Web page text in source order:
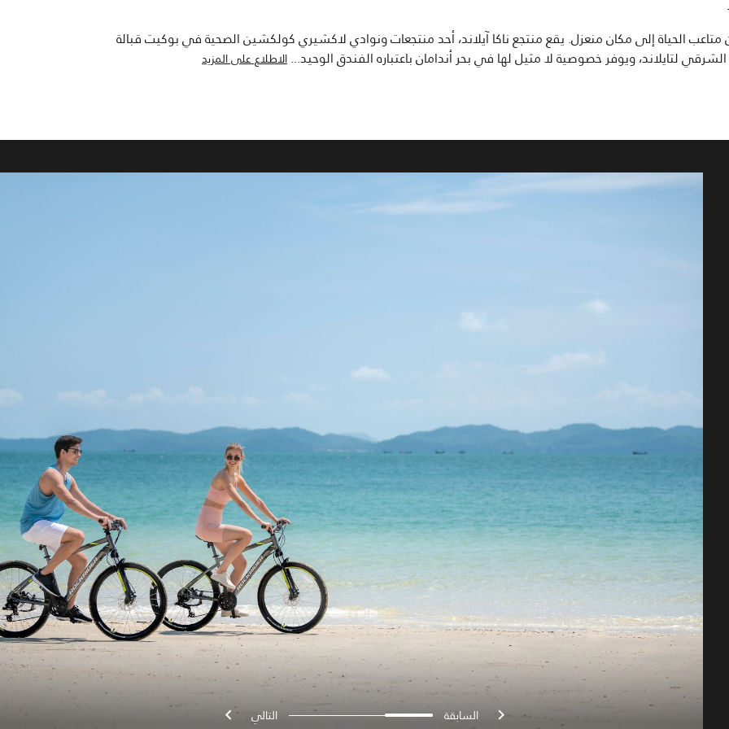
متاعب الحياة إلى مكان منعزل. يقع منتجع ناكا آيلاند، أحد منتجعات ونوادي لاكشيري كولكشين الصحية في بوكيت قبالة
لتايلاند، ويوفر خصوصية لا مثيل لها في بحر أندامان باعتباره الفندق الوحيد...الاطلاع على المزيد
السابقة
التالي